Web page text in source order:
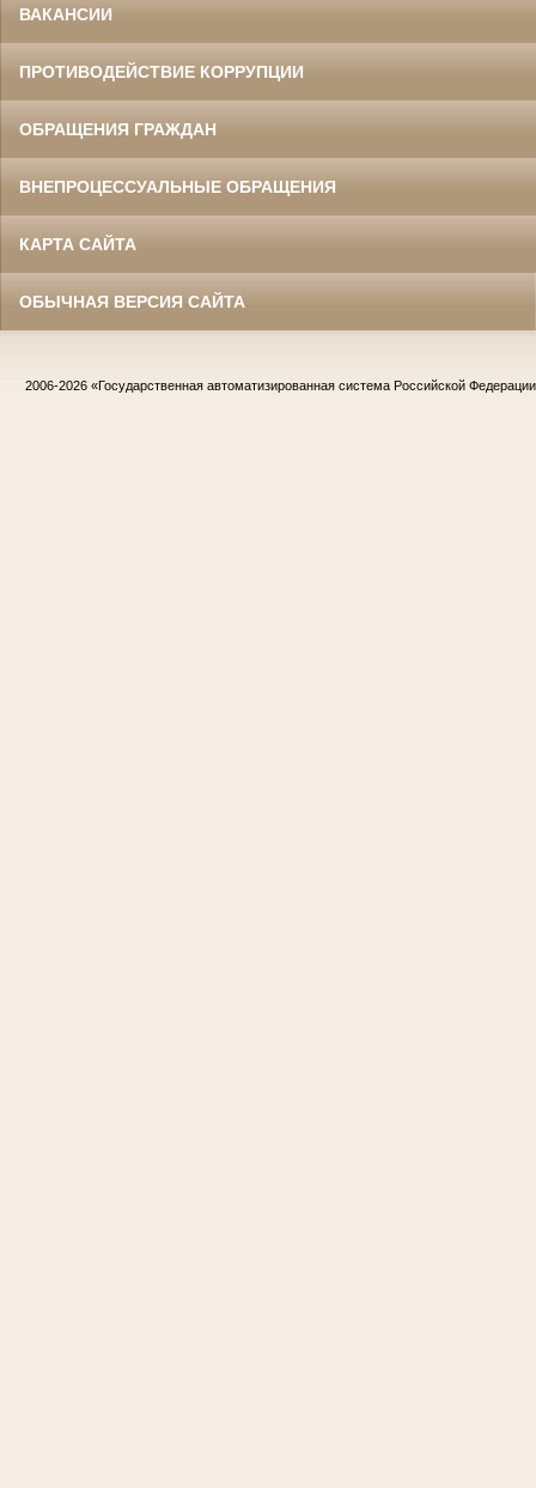
ВАКАНСИИ
ПРОТИВОДЕЙСТВИЕ КОРРУПЦИИ
ОБРАЩЕНИЯ ГРАЖДАН
ВНЕПРОЦЕССУАЛЬНЫЕ ОБРАЩЕНИЯ
КАРТА САЙТА
ОБЫЧНАЯ ВЕРСИЯ САЙТА
2006-2026 «Государственная автоматизированная система Российской